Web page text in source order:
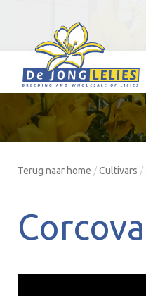
Terug naar home /Cultivars /